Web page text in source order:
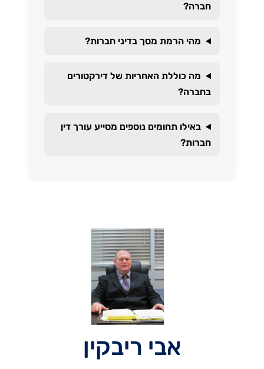
חברה?
מהי הרמת מסך בדיני חברות?
מה כוללת האחריות של דירקטורים
בחברה?
באילו תחומים נוספים מסייע עורך דין
חברות?
אבי ריבקין